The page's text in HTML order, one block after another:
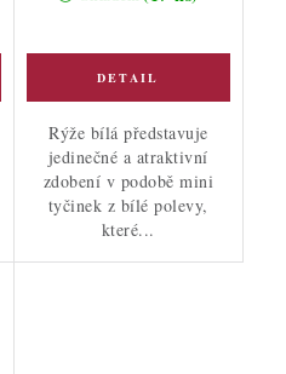
Rýže bílá představuje
jedinečné a atraktivní
zdobení v podobě mini
tyčinek z bílé polevy,
které...